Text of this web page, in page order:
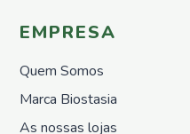
EMPRESA
Quem Somos
Marca Biostasia
As nossas lojas